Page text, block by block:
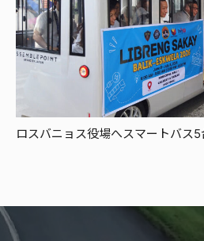
ロスバニョス役場へスマートバス